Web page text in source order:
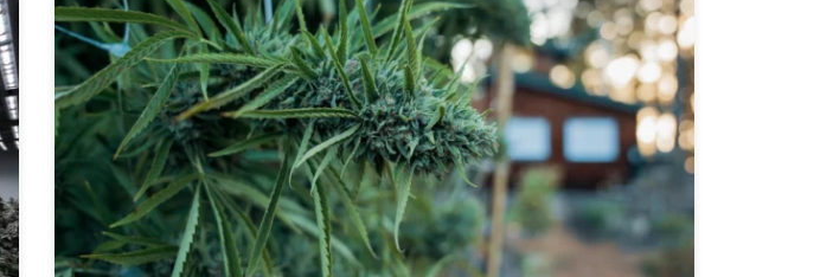
Czy Coco Coir to Dobre Podłoże dla Marihuany? Jeśli zastanawiałeś się kiedyś, czy
włókno kokosowe – zwane coco coir – byłoby odpowiednim podłożem do uprawy
marihuany, ten przewodnik rozwieje Twoje wątpliwości. Przyjrzymy się historii coco
coir, jego zaletom i pułapkom oraz najlepszym praktykom, które pozwolą Ci
zdecydować, czy odpowiada ono Twoim celom hodowlanym. Czym jest coco coir?
Coco coir to włóknisty materiał pozyskiwany z łupiny kokosa – pozostałość po
produkcji […]